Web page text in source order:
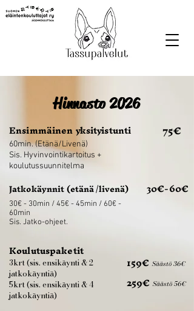
Hinnasto 2026
Ensimmäinen yksityistunti
60min. (Etänä/Livenä)
Sis. Hyvinvointikartoitus +
koulutussuunnitelma
75€
Jatkokäynnit (etänä /livenä) 30€-60€
30€ - 30min / 45€ - 45min / 60€ -
60min
Sis. Jatko-ohjeet.
Koulutuspaketit
3krt (sis. ensikäynti & 2
jatkokäyntiä)
5krt (sis. ensikäynti & 4
jatkokäyntiä)
259€Säästö 56€
159€Säästö 36€